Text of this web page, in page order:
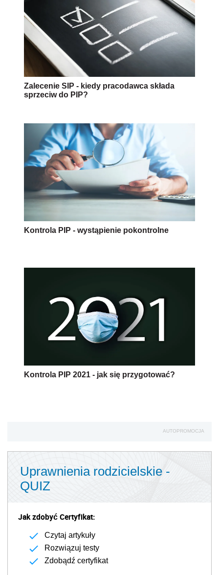
Zalecenie SIP - kiedy pracodawca składa
sprzeciw do PIP?
Kontrola PIP - wystąpienie pokontrolne
Kontrola PIP 2021 - jak się przygotować?
AUTOPROMOCJA
Uprawnienia rodzicielskie -
QUIZ
Jak zdobyć Certyfikat:
Czytaj artykuły
Rozwiązuj testy
Zdobądź certyfikat